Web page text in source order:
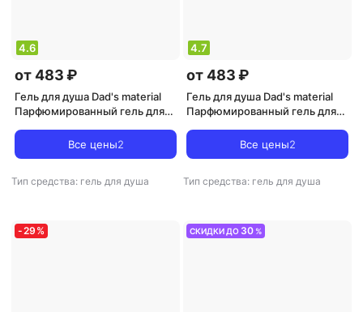
4.6
от 483 ₽
Гель для душа Dad's material
Парфюмированный гель для
Pepper, Patchouli" 250
Все цены2
Тип средства: гель для душа
4.7
от 483 ₽
Гель для душа Dad's material
Парфюмированный гель для
Grapefruit, Currant Absinthe &
Mandarin" 250
Все цены2
Тип средства: гель для душа
-29 % СКИДКИ ДО 30 %